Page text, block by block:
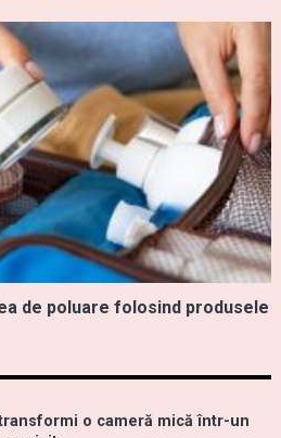
de poluare folosind produsele
o cameră mică într-un